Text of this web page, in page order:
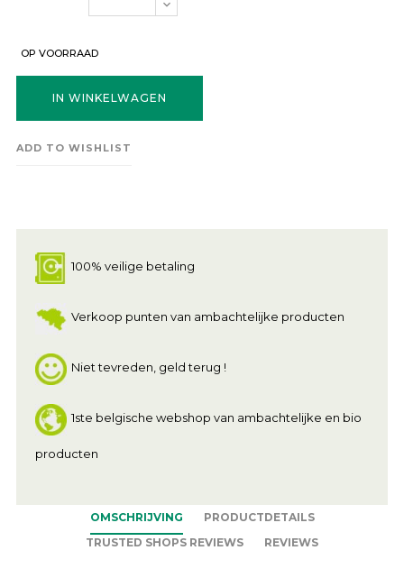
OP VOORRAAD
IN WINKELWAGEN
ADD TO WISHLIST
100% veilige betaling
Verkoop punten van ambachtelijke producten
Niet tevreden, geld terug !
1ste belgische webshop van ambachtelijke en bio
producten
OMSCHRIJVING
PRODUCTDETAILS
TRUSTED SHOPS REVIEWS
REVIEWS